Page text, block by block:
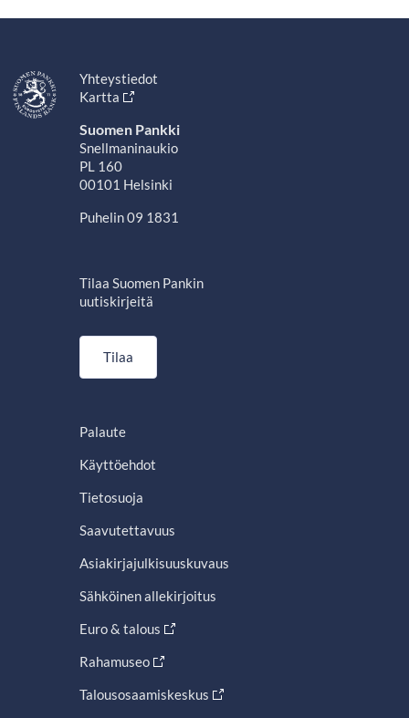
Yhteystiedot
Kartta
Suomen Pankki
Snellmaninaukio
PL 160
00101 Helsinki
Puhelin 09 1831
Tilaa Suomen Pankin
uutiskirjeitä
Tilaa
Palaute
Käyttöehdot
Tietosuoja
Saavutettavuus
Asiakirjajulkisuuskuvaus
Sähköinen allekirjoitus
Euro & talous
Rahamuseo
Talousosaamiskeskus